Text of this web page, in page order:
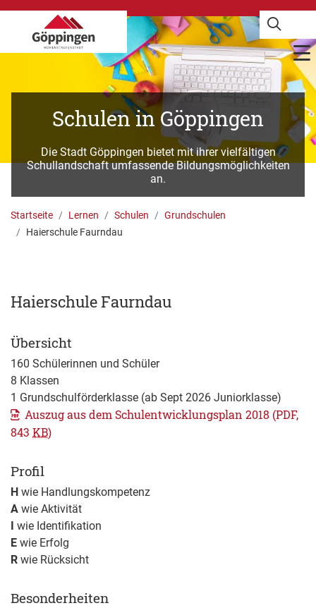
Schulen in Göppingen
Die Stadt Göppingen bietet mit ihrer vielfältigen
Schullandschaft umfassende Bildungsmöglichkeiten
an.
Startseite Lernen Schulen
Grundschulen
Haierschule Faurndau
Haierschule Faurndau
Übersicht
160 Schülerinnen und Schüler
8 Klassen
1 Grundschulförderklasse (ab Sept 2026 Juniorklasse)
Auszug aus dem Schulentwicklungsplan 2018 (PDF,
843 KB)
Profil
H wie Handlungskompetenz
A wie Aktivität
wie Identifikation
E wie Erfolg
R wie Rücksicht
Besonderheiten